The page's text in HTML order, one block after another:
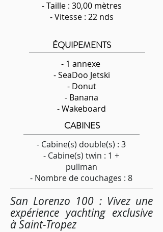
- Taille : 30,00 mètres
- Vitesse : 22 nds
ÉQUIPEMENTS
- 1 annexe
- SeaDoo Jetski
- Donut
- Banana
- Wakeboard
CABINES
- Cabine(s) double(s) : 3
- Cabine(s) twin : 1 +
pullman
- Nombre de couchages : 8
San Lorenzo 100 : Vivez une
expérience yachting exclusive
à Saint-Tropez